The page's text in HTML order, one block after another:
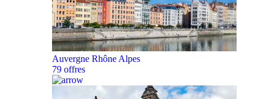
Auvergne Rhône Alpes
79 offres